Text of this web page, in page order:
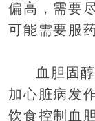
偏高，需要
可能需要服
血胆固
加心脏病发
饮食控制血